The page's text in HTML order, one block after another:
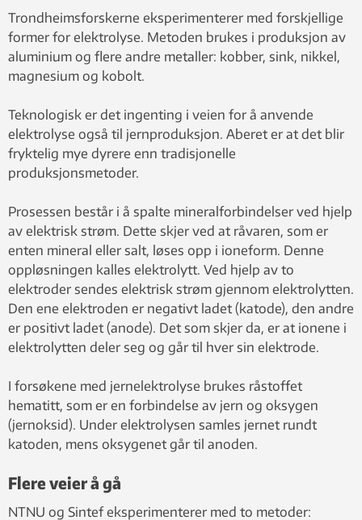
Trondheimsforskerne eksperimenterer med forskjellige
former for elektrolyse. Metoden brukes i produksjon av
aluminium og flere andre metaller: kobber, sink, nikkel,
magnesium og kobolt.
Teknologisk er det ingenting i veien for å anvende
elektrolyse også til jernproduksjon. Aberet er at det blir
fryktelig mye dyrere enn tradisjonelle
produksjonsmetoder.
Prosessen består i å spalte mineralforbindelser ved hjelp
av elektrisk strøm. Dette skjer ved at råvaren, som er
enten mineral eller salt, løses opp i ioneform. Denne
oppløsningen kalles elektrolytt. Ved hjelp av to
elektroder sendes elektrisk strøm gjennom elektrolytten.
Den ene elektroden er negativt ladet (katode), den andre
er positivt ladet (anode). Det som skjer da, er at ionene i
elektrolytten deler seg og går til hver sin elektrode.
I forsøkene med jernelektrolyse brukes råstoffet
hematitt, som er en forbindelse av jern og oksygen
(jernoksid). Under elektrolysen samles jernet rundt
katoden, mens oksygenet går til anoden.
Flere veier å gå
NTNU og Sintef eksperimenterer med to metoder: